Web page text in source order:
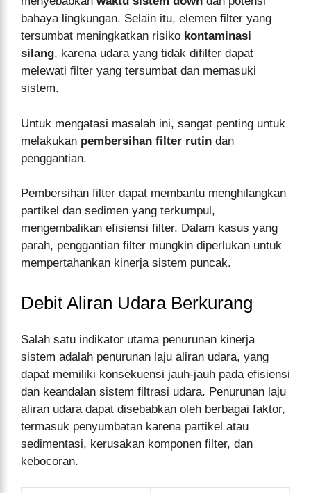
bahaya lingkungan. Selain itu, elemen filter yang
tersumbat meningkatkan risiko kontaminasi
silang, karena udara yang tidak difilter dapat
melewati filter yang tersumbat dan memasuki
sistem.
Untuk mengatasi masalah ini, sangat penting untuk
melakukan pembersihan filter rutin dan
penggantian.
Pembersihan filter dapat membantu menghilangkan
partikel dan sedimen yang terkumpul,
mengembalikan efisiensi filter. Dalam kasus yang
parah, penggantian filter mungkin diperlukan untuk
mempertahankan kinerja sistem puncak.
Debit Aliran Udara Berkurang
Salah satu indikator utama penurunan kinerja
sistem adalah penurunan laju aliran udara, yang
dapat memiliki konsekuensi jauh-jauh pada efisiensi
dan keandalan sistem filtrasi udara. Penurunan laju
aliran udara dapat disebabkan oleh berbagai faktor,
termasuk penyumbatan karena partikel atau
sedimentasi, kerusakan komponen filter, dan
kebocoran.